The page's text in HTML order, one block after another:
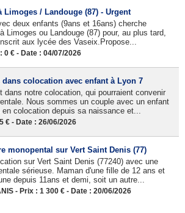
Limoges / Landouge (87) - Urgent
deux enfants (9ans et 16ans) cherche
Limoges ou Landouge (87) pour, au plus tard,
aux lycée des Vaseix.Propose...
0 € - Date : 04/07/2026
colocation avec enfant à Lyon 7
dans notre colocation, qui pourraient convenir
Nous sommes un couple avec un enfant
colocation depuis sa naissance et...
€ - Date : 26/06/2026
monopental sur Vert Saint Denis (77)
sur Vert Saint Denis (77240) avec une
sérieuse. Maman d'une fille de 12 ans et
depuis 11ans et demi, soit un autre...
- Prix : 1 300 € - Date : 20/06/2026